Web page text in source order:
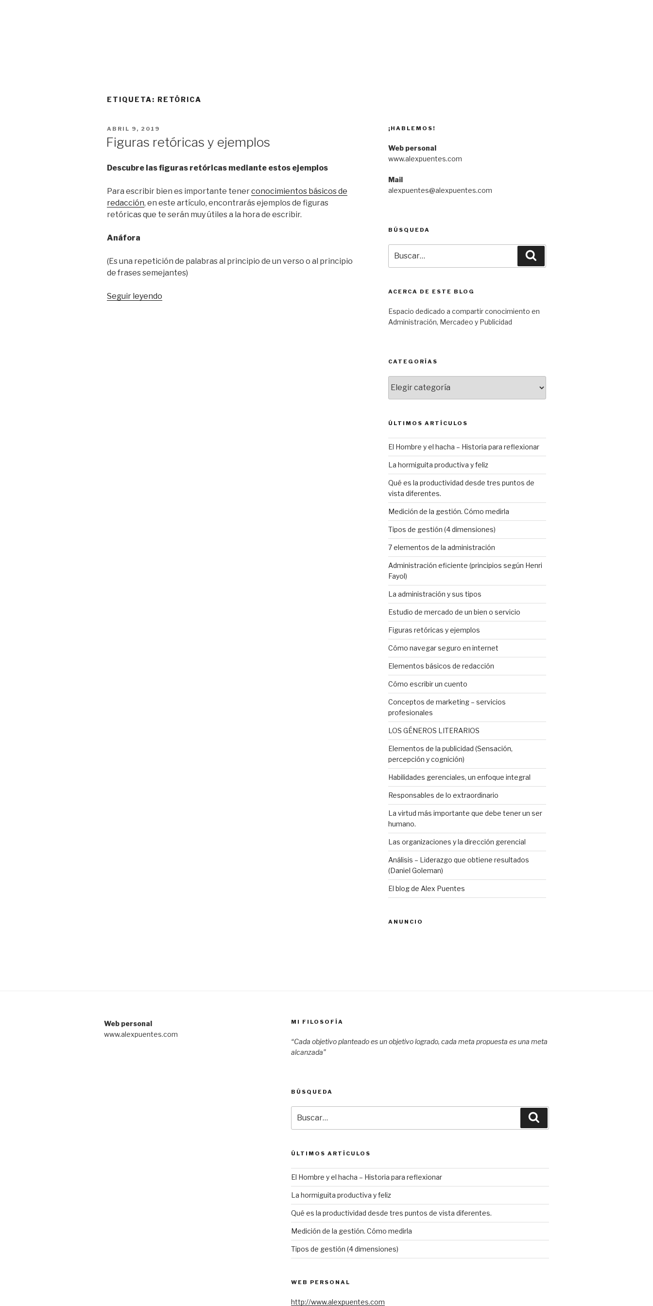
ETIQUETA: RETÓRICA
PUBLICADO
ABRIL 9, 2019
Figuras retóricas y ejemplos
Descubre las figuras retóricas mediante estos ejemplos
Para escribir bien es importante tenerconocimientos básicos de
redacción, en este artículo, encontrarás ejemplos de figuras
retóricas que te serán muy útiles a la hora de escribir.
Anáfora
(Es una repetición de palabras al principio de un verso o al principio
de frases semejantes)
Seguir leyendo
¡HABLEMOS!
Web personal
www.alexpuentes.com
Mail
alexpuentes@alexpuentes.com
BÚSQUEDA
por:
ACERCA DE ESTE BLOG
Espacio dedicado a compartir conocimiento en
Administración, Mercadeo y Publicidad
CATEGORÍAS
ÚLTIMOS ARTÍCULOS
El Hombre y el hacha – Historia para reflexionar
La hormiguita productiva y feliz
Qué es la productividad desde tres puntos de
vista diferentes.
Medición de la gestión. Cómo medirla
Tipos de gestión (4 dimensiones)
7 elementos de la administración
Administración eficiente (principios según Henri
Fayol)
La administración y sus tipos
Estudio de mercado de un bien o servicio
Figuras retóricas y ejemplos
Cómo navegar seguro en internet
Elementos básicos de redacción
Cómo escribir un cuento
Conceptos de marketing – servicios
profesionales
LOS GÉNEROS LITERARIOS
Elementos de la publicidad (Sensación,
percepción y cognición)
Habilidades gerenciales, un enfoque integral
Responsables de lo extraordinario
La virtud más importante que debe tener un ser
humano.
Las organizaciones y la dirección gerencial
Análisis – Liderazgo que obtiene resultados
(Daniel Goleman)
El blog de Alex Puentes
ANUNCIO
Web personal
www.alexpuentes.com
MI FILOSOFÍA
“Cada objetivo planteado es un objetivo logrado, cada meta propuesta es una meta
alcanzada”
BÚSQUEDA
por:
ÚLTIMOS ARTÍCULOS
El Hombre y el hacha – Historia para reflexionar
La hormiguita productiva y feliz
Qué es la productividad desde tres puntos de vista diferentes.
Medición de la gestión. Cómo medirla
Tipos de gestión (4 dimensiones)
WEB PERSONAL
http://www.alexpuentes.com